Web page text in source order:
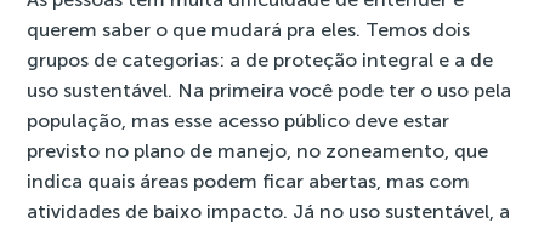
querem saber o que mudará pra eles. Temos dois
grupos de categorias: a de proteção integral e a de
uso sustentável. Na primeira você pode ter o uso pela
população, mas esse acesso público deve estar
previsto no plano de manejo, no zoneamento, que
indica quais áreas podem ficar abertas, mas com
atividades de baixo impacto. Já no uso sustentável, a